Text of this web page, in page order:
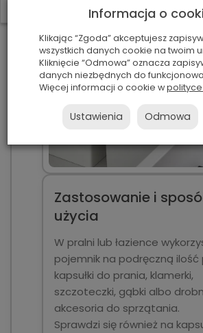
Zastosowanie i
użycia
W pralni lub łazience
pojemnik na podręczną ilość
kapsułki do prania, klamerki,
szczoteczki, gąbki albo
akcesoria do sprzątania.
Sprawdzi się również na
W ostatnich 7 dniach produktem
Informacja o
Klikając “Zgoda” akceptujesz
wszystkich danych cookie na twoim
Kliknięcie “Odmowa” oznacza
danych niezbędnych do
Więcej informacji o cookie w
Ustawienia Odmowa